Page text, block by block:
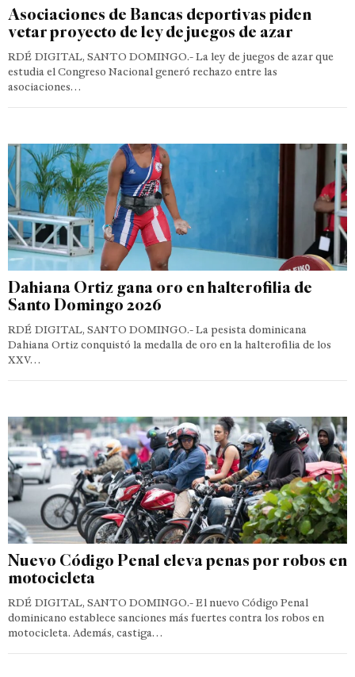
Asociaciones de Bancas deportivas piden
vetar proyecto de ley de juegos de azar
RDÉ DIGITAL, SANTO DOMINGO.- La ley de juegos de azar que
estudia el Congreso Nacional generó rechazo entre las
asociaciones…
Dahiana Ortiz gana oro en halterofilia de
Santo Domingo 2026
RDÉ DIGITAL, SANTO DOMINGO.- La pesista dominicana
Dahiana Ortiz conquistó la medalla de oro en la halterofilia de los
XXV…
Nuevo Código Penal eleva penas por robos en
motocicleta
RDÉ DIGITAL, SANTO DOMINGO.- El nuevo Código Penal
dominicano establece sanciones más fuertes contra los robos en
motocicleta. Además, castiga…